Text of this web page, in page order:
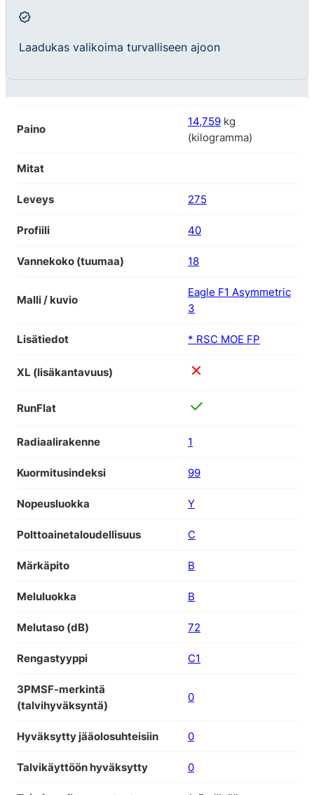
Laadukas valikoima turvalliseen ajoon
Paino
14,759 kg
(kilogramma)
Mitat
Leveys 275
Profiili 40
Vannekoko (tuumaa) 18
Malli / kuvio
Eagle F1 Asymmetric
3
Lisätiedot * RSC MOE FP
XL (lisäkantavuus)
RunFlat
Radiaalirakenne 1
Kuormitusindeksi 99
Nopeusluokka Y
Polttoainetaloudellisuus C
Märkäpito B
Meluluokka B
Melutaso (dB) 72
Rengastyyppi C1
3PMSF-merkintä
(talvihyväksyntä)
0
Hyväksytty jääolosuhteisiin 0
Talvikäyttöön hyväksytty 0